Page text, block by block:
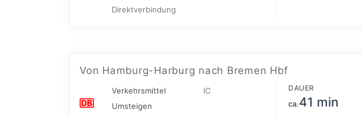
Direktverbindung
Von Hamburg-Harburg nach Bremen Hbf
Verkehrsmittel
IC
Umsteigen
DAUER
ca.41 min